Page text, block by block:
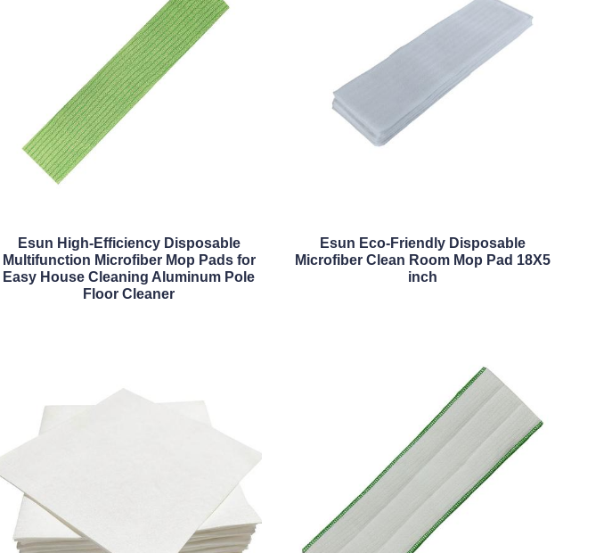
Esun High-Efficiency Disposable
Multifunction Microfiber Mop Pads for
Easy House Cleaning Aluminum Pole
Floor Cleaner
Esun Eco-Friendly Disposable
Microfiber Clean Room Mop Pad 18X5
inch